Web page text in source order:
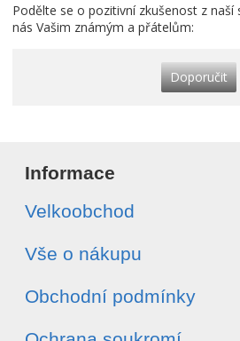
Podělte se o pozitivní zkušenost z
nás Vašim známým a přátelům:
Doporučit
Informace
Velkoobchod
Vše o nákupu
Obchodní podmínky